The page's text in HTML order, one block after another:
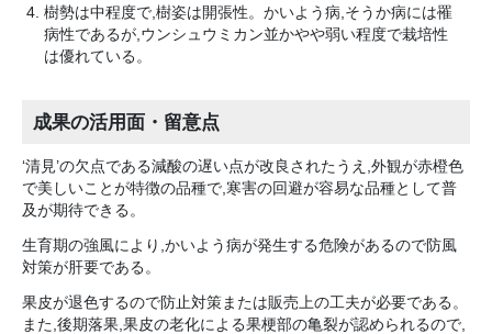
樹勢は中程度で,樹姿は開張性。かいよう病,そうか病には罹
病性であるが,ウンシュウミカン並かやや弱い程度で栽培性
は優れている。
成果の活用面・留意点
‘清見’の欠点である減酸の遅い点が改良されたうえ,外観が赤橙色
で美しいことが特徴の品種で,寒害の回避が容易な品種として普
及が期待できる。
生育期の強風により,かいよう病が発生する危険があるので防風
対策が肝要である。
果皮が退色するので防止対策または販売上の工夫が必要である。
また,後期落果,果皮の老化による果梗部の亀裂が認められるので,